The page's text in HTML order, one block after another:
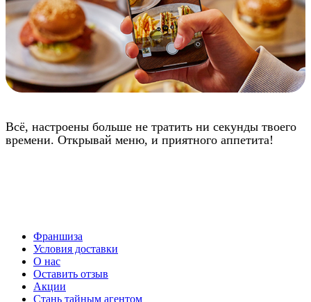
Всё, настроены больше не тратить ни секунды твоего
времени. Открывай меню, и приятного аппетита!
Франшиза
Условия доставки
О нас
Оставить отзыв
Акции
Стань тайным агентом